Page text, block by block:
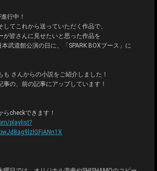
行中！
てこれから送っていただく作品で、
が皆さんに見せたいと思った作品を
武道館公演の日に、「SPARK BOXブース」に
さんからの小説をご紹介しました！
事の、前の記事にアップしています！
checkできます！
playlist?